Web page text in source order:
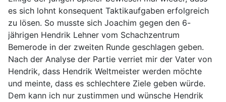
es sich lohnt konsequent Taktikaufgaben erfolgreich
zu lösen. So musste sich Joachim gegen den 6-
jährigen Hendrik Lehner vom Schachzentrum
Bemerode in der zweiten Runde geschlagen geben.
Nach der Analyse der Partie verriet mir der Vater von
Hendrik, dass Hendrik Weltmeister werden möchte
und meinte, dass es schlechtere Ziele geben würde.
Dem kann ich nur zustimmen und wünsche Hendrik